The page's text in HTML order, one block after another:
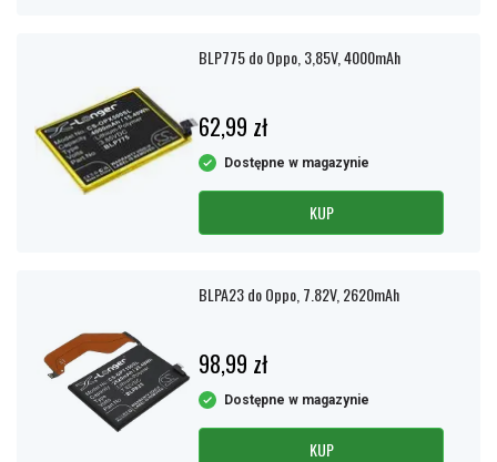
BLP775 do Oppo, 3,85V, 4000mAh
62,99 zł
Dostępne w magazynie
KUP
BLPA23 do Oppo, 7.82V, 2620mAh
98,99 zł
Dostępne w magazynie
KUP